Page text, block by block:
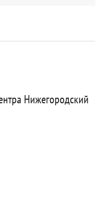
Нижегородский